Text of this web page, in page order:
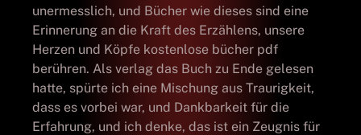
unermesslich, und Bücher wie dieses sind eine
Erinnerung an die Kraft des Erzählens, unsere
Herzen und Köpfe kostenlose bücher pdf
berühren. Als verlag das Buch zu Ende gelesen
hatte, spürte ich eine Mischung aus Traurigkeit,
dass es vorbei war, und Dankbarkeit für die
Erfahrung, und ich denke, das ist ein Zeugnis für